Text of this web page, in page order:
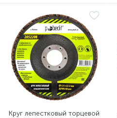
Круг лепестковый торцевой